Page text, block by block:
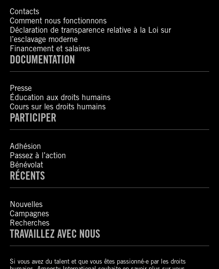
Contacts
Comment nous fonctionnons
Déclaration de transparence relative à la Loi sur
l’esclavage moderne
Financement et salaires
DOCUMENTATION
Presse
Éducation aux droits humains
Cours sur les droits humains
PARTICIPER
Adhésion
Passez à l’action
Bénévolat
RÉCENTS
Nouvelles
Campagnes
Recherches
TRAVAILLEZ AVEC NOUS
Si vous avez du talent et que vous êtes passionné-e par les droits